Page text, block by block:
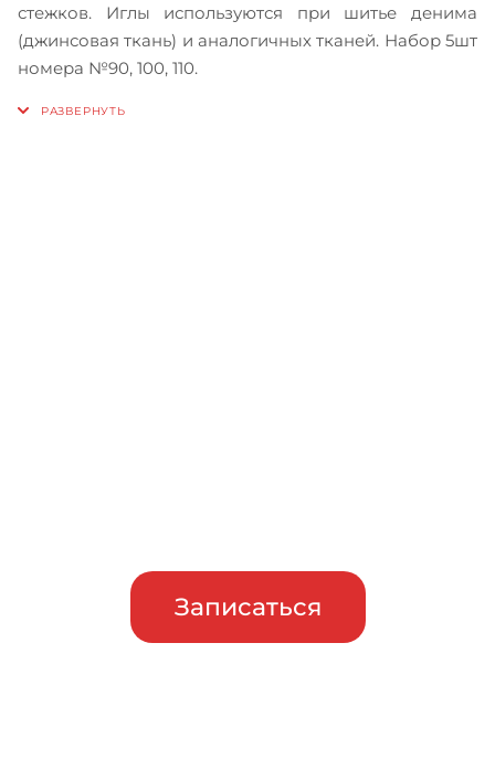
стежков. Иглы используются при шитье денима
(джинсовая ткань) и аналогичных тканей. Набор 5шт
номера №90, 100, 110.
Записаться